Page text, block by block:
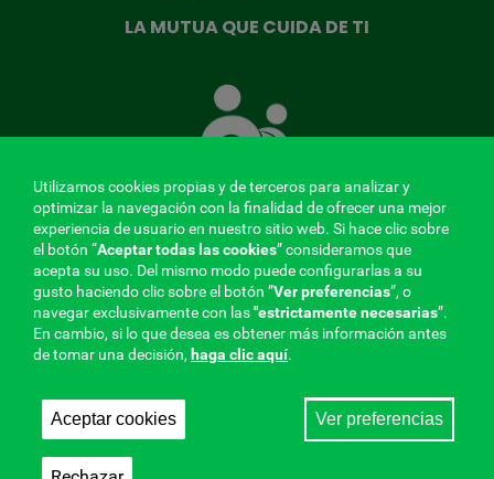
LA MUTUA QUE CUIDA DE TI
Mutua
que
ti
MENÚ
REDES
SOCIALES
V20
Aviso legal|Privacidad
Mutua Colaboradora con la Seguridad Social, 275.
Utilizamos cookies propias y de terceros para analizar y
optimizar la navegación con la finalidad de ofrecer una mejor
experiencia de usuario en nuestro sitio web. Si hace clic sobre
el botón “Aceptar todas las cookies” consideramos que
acepta su uso. Del mismo modo puede configurarlas a su
gusto haciendo clic sobre el botón ”Ver preferencias”, o
navegar exclusivamente con las"estrictamentenecesarias”.
En cambio, si lo que desea es obtener más información antes
de tomar una decisión, haga clic aquí.
Aceptar cookies Ver preferencias